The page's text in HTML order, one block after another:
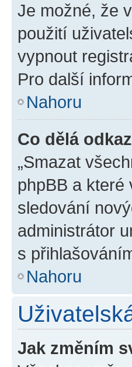
Je možné, že
použití
vypnout
Pro další
Nahoru
Co dělá
„Smazat
phpBB a
sledování
administrátor
s
Nahoru
Jak změním